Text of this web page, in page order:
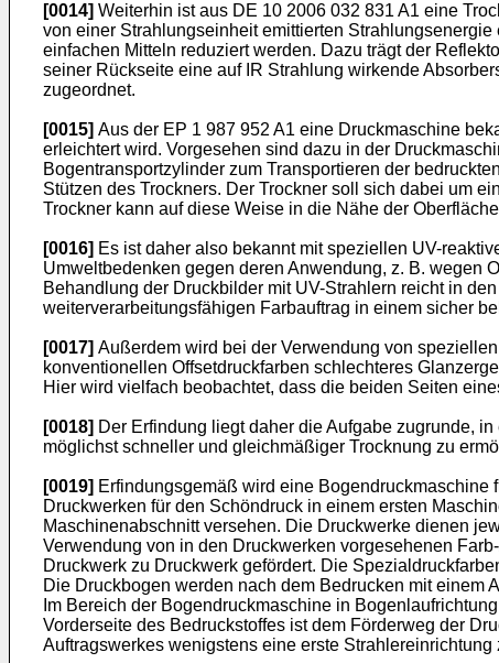
[0014] Weiterhin ist aus DE 10 2006 032 831 A1 eine
von einer Strahlungseinheit emittierten
einfachen Mitteln reduziert werden. Dazu trägt der
seiner Rückseite eine auf IR Strahlung wirkende
zugeordnet.
[0015] Aus der EP 1 987 952 A1 eine Druckmaschine
erleichtert wird. Vorgesehen sind dazu in der
Bogentransportzylinder zum Transportieren der
Stützen des Trockners. Der Trockner soll sich dabei um
Trockner kann auf diese Weise in die Nähe der
[0016] Es ist daher also bekannt mit speziellen UV-
Umweltbedenken gegen deren Anwendung, z. B. wegen
Behandlung der Druckbilder mit UV-Strahlern reicht in
weiterverarbeitungsfähigen Farbauftrag in einem sicher
[0017] Außerdem wird bei der Verwendung von
konventionellen Offsetdruckfarben schlechteres
Hier wird vielfach beobachtet, dass die beiden Seiten
[0018] Der Erfindung liegt daher die Aufgabe zugrunde,
möglichst schneller und gleichmäßiger Trocknung zu
[0019] Erfindungsgemäß wird eine Bogendruckmaschine
Druckwerken für den Schöndruck in einem ersten
Maschinenabschnitt versehen. Die Druckwerke dienen
Verwendung von in den Druckwerken vorgesehenen
Druckwerk zu Druckwerk gefördert. Die
Die Druckbogen werden nach dem Bedrucken mit einem
Im Bereich der Bogendruckmaschine in
Vorderseite des Bedruckstoffes ist dem Förderweg der
Auftragswerkes wenigstens eine erste